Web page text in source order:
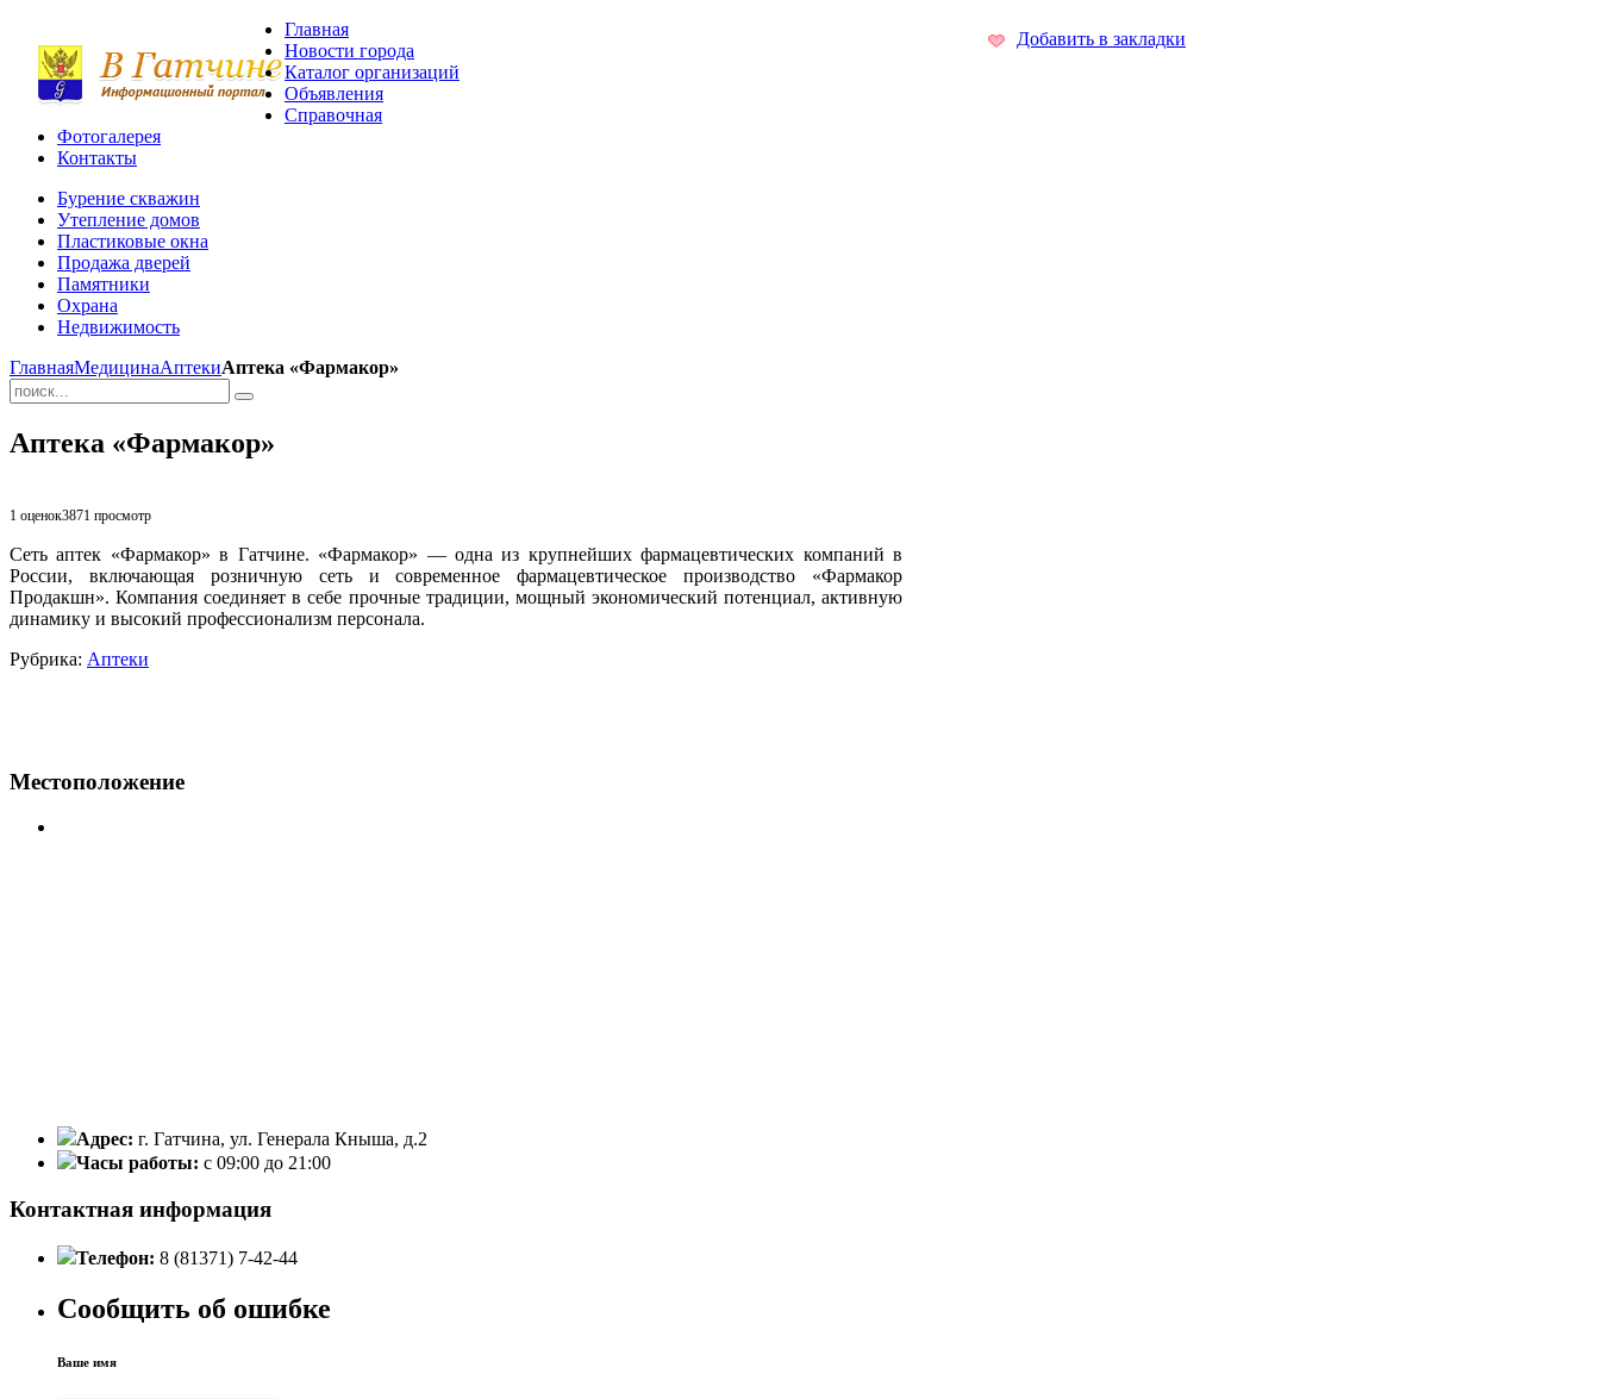
Добавить в закладки
Главная
Новости города
Каталог организаций
Объявления
Справочная
Фотогалерея
Контакты
Бурение скважин
Утепление домов
Пластиковые окна
Продажа дверей
Памятники
Охрана
Недвижимость
ГлавнаяМедицинаАптекиАптека «Фармакор»
Аптека «Фармакор»
1 оценок3871 просмотр
Сеть аптек «Фармакор» в Гатчине. «Фармакор» — одна из крупнейших фармацевтических компаний в
России, включающая розничную сеть и современное фармацевтическое производство «Фармакор
Продакшн». Компания соединяет в себе прочные традиции, мощный экономический потенциал, активную
динамику и высокий профессионализм персонала.
Рубрика: Аптеки
Местоположение
Адрес: г. Гатчина, ул. Генерала Кныша, д.2
Часы работы: с 09:00 до 21:00
Контактная информация
Телефон: 8 (81371) 7-42-44
Сообщить об ошибке
Ваше имя